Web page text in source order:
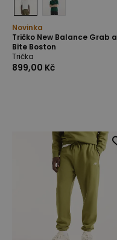
Novinka
Tričko New Balance Grab a
Bite Boston
Trička
899,00 Kč